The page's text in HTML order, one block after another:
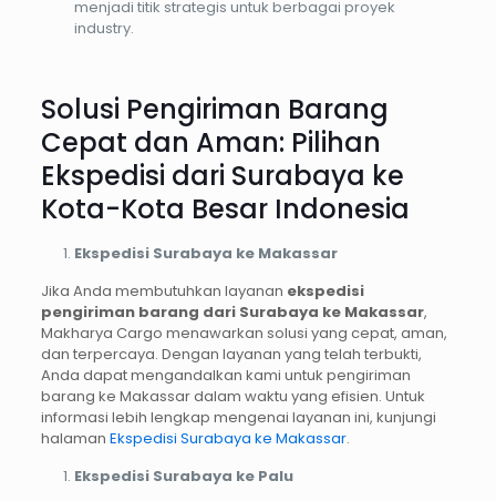
menjadi titik strategis untuk berbagai proyek
industry.
Solusi Pengiriman Barang
Cepat dan Aman: Pilihan
Ekspedisi dari Surabaya ke
Kota-Kota Besar Indonesia
Ekspedisi Surabaya ke Makassar
Jika Anda membutuhkan layanan ekspedisi
pengiriman barang dari Surabaya ke Makassar,
Makharya Cargo menawarkan solusi yang cepat, aman,
dan terpercaya. Dengan layanan yang telah terbukti,
Anda dapat mengandalkan kami untuk pengiriman
barang ke Makassar dalam waktu yang efisien. Untuk
informasi lebih lengkap mengenai layanan ini, kunjungi
halaman Ekspedisi Surabaya ke Makassar.
Ekspedisi Surabaya ke Palu